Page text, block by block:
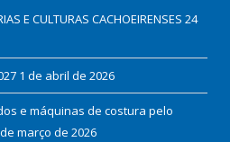
E CULTURAS CACHOEIRENSES 24
1 de abril de 2026
e máquinas de costura pelo
março de 2026